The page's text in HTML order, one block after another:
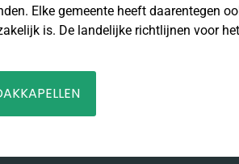
Elke gemeente heeft daarentegen
is. De landelijke richtlijnen voor